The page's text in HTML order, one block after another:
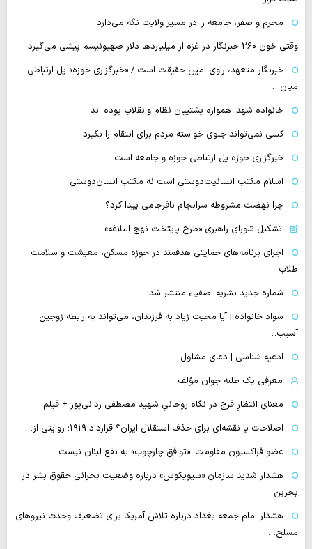
محرم و صفر، جامعه را در مسیر ولایت نگه می‌دارد
وقتی خون ۲۶۰ خبرنگار در غزه از میلیاردها دلار صهیونیسم پیشی می‌گیرد
خبرنگار متعهد، راوی امین حقیقت است / «خبرگزاری حوزه» پل ارتباطی
میان…
خانواده شهدا همواره پشتیبان نظام وانقلاب بوده اند
کسی نمی‌تواند جلوی خواسته مردم برای انتقام را بگیرد
خبرگزاری حوزه پل ارتباطی حوزه و جامعه است
اسلام مکتب انسانیت‌دوستی است نه مکتب انسان‌دوستی
چرا نهضت مشروطه سرانجام نافرجامی پیدا کرد؟
تشکیل شورای راهبری «طرح پایتخت نهج البلاغه»
اجرای برنامه‌های حمایتی هدفمند در حوزه مسکن، معیشت و سلامت
طلاب
شماره جدید نشریه اصفیاء منتشر شد
سواد خانواده | آیا محبت زیاد به فرزندان، می‌تواند به رابطه زوجین
آسیب…
ادعیه شناسی | دعای مشلول
معرفی یک طلبه جوان مؤلف
معنایِ انتظارِ فرج در نگاه روحانیِ شهید مصطفی ردانی‌پور + فیلم
اصلاحات یا نقشه‌ای برای حذف استقلال ایران؟ قرارداد ۱۹۱۹؛ روایتی از…
عضو فراکسیون مقاومت: «توافق چارچوب» به نفع لبنان نیست
هشدار شدید سازمان «سیویکوس» درباره وضعیت بحرانی حقوق بشر در
بحرین
هشدار امام جمعه بغداد درباره تلاش آمریکا برای تضعیف وحدت نیروهای
مسلح…